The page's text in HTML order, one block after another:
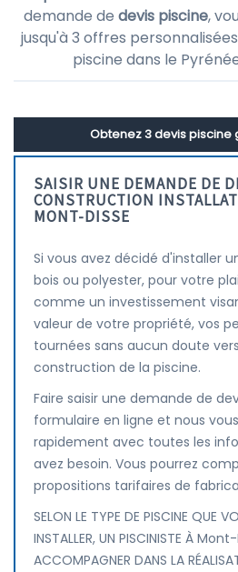
demande de devis piscine,
jusqu'à 3 offres
piscine dans le
Obtenez 3 devis piscine
SAISIR UNE DEMANDE DE
CONSTRUCTION
MONT-DISSE
Si vous avez décidé d'installer
bois ou polyester, pour votre
comme un investissement
valeur de votre propriété, vos
tournées sans aucun doute
construction de la piscine.
Faire saisir une demande de
formulaire en ligne et nous
rapidement avec toutes les
avez besoin. Vous pourrez
propositions tarifaires de
SELON LE TYPE DE PISCINE QUE
INSTALLER, UN PISCINISTE À
ACCOMPAGNER DANS LA